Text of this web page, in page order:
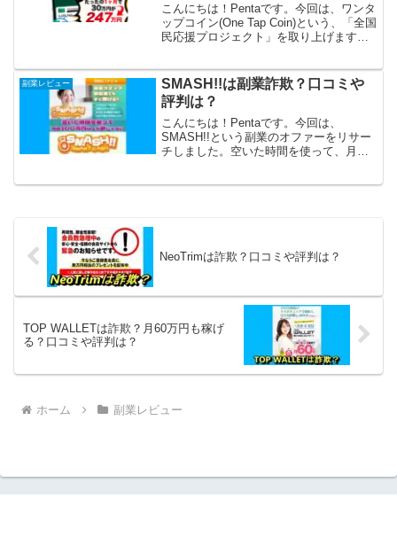
こんにちは！Pentaです。今回は、ワンタ
ップコイン(One Tap Coin)という、「全国
民応援プロジェクト」を取り上げます。
そうですが、ほんとうでしょうか？ワ
ン...
副業レビュー
SMASH!!は副業詐欺？口コミや
評判は？
こんにちは！Pentaです。今回は、
SMASH!!という副業のオファーをリサー
チしました。空いた時間を使って、月収
NeoTrimは詐欺？口コミや評判は？
TOP WALLETは詐欺？月60万円も稼げ
る？口コミや評判は？
ホーム 副業レビュー